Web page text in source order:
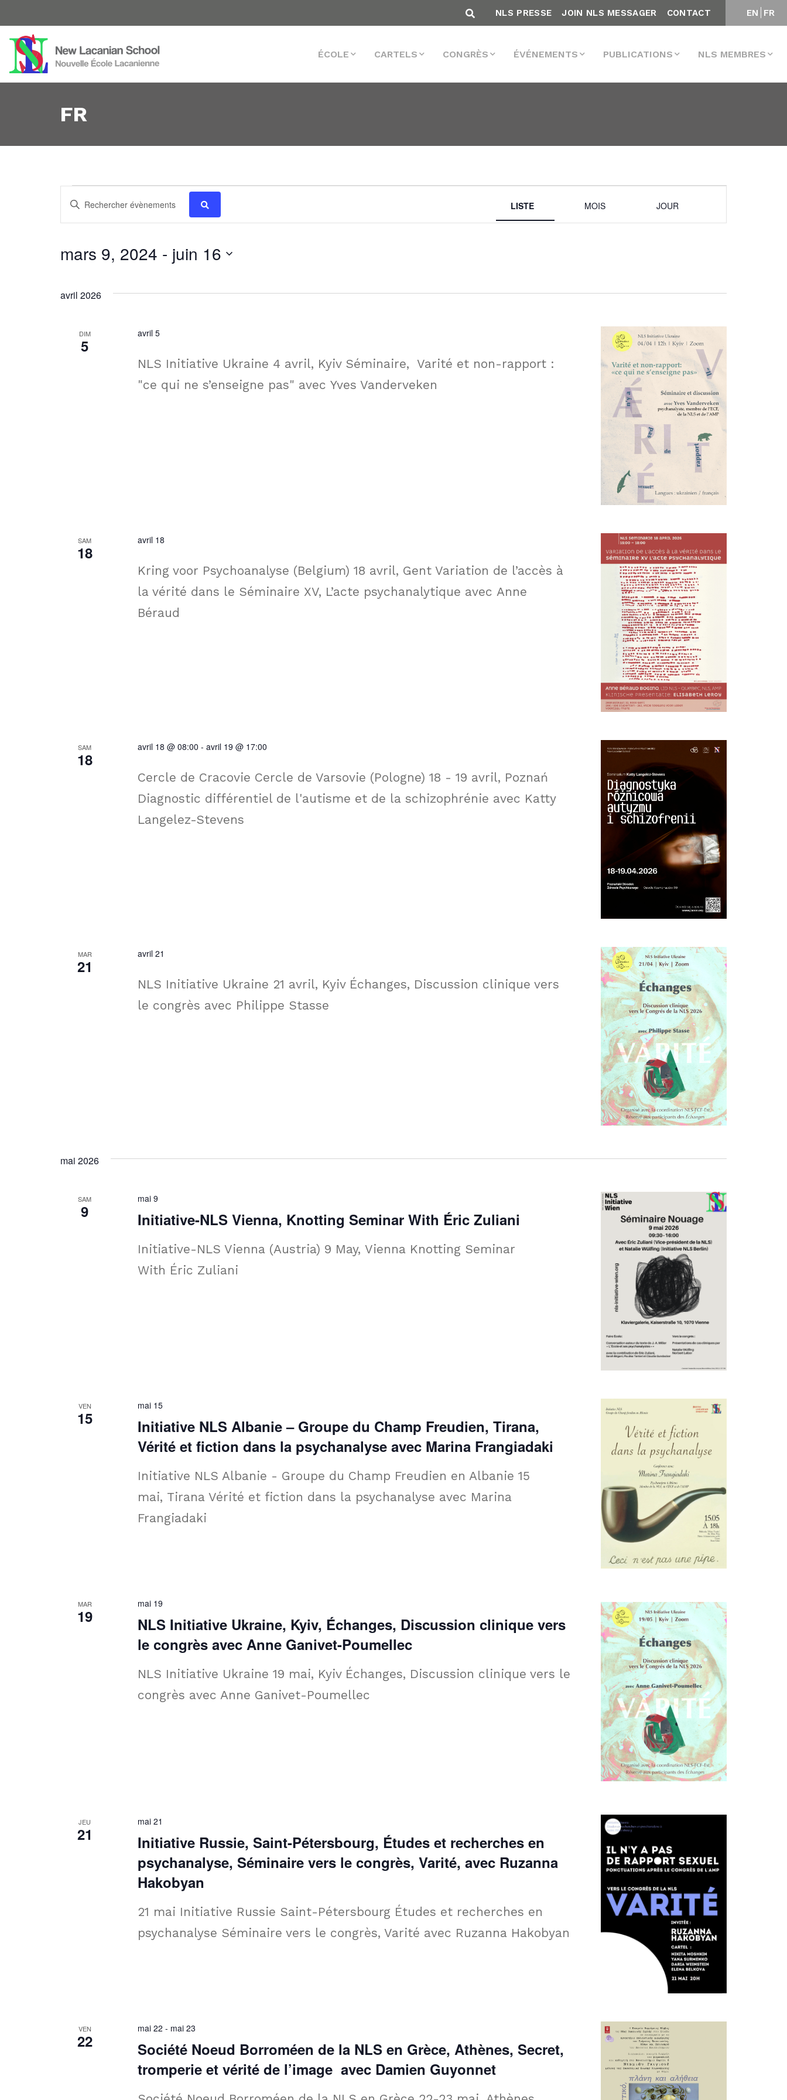
EN FR
NLS PRESSE JOIN NLS MESSAGER CONTACT
ÉCOLE CARTELS CONGRÈS ÉVÉNEMENTS PUBLICATIONS NLS MEMBRES
FR
Évènements
Recherche
et
navigation
vues
Évènements
Saisir
Évènements
clé.
LISTE MOIS JOUR
Aujourd’hui
mars 9, 2024 - juin 16
date.
avril 2026
DIM
5
avril 5
NLS Initiative Ukraine 4 avril, Kyiv Séminaire, Varité et non-rapport :
"ce qui ne s’enseigne pas" avec Yves Vanderveken ­
SAM
18
avril 18
Kring voor Psychoanalyse (Belgium) 18 avril, Gent Variation de l’accès à
la vérité dans le Séminaire XV, L’acte psychanalytique avec Anne
Béraud
SAM
18
avril 18 @ 08:00 - avril 19 @ 17:00
Cercle de Cracovie Cercle de Varsovie (Pologne) 18 - 19 avril, Poznań
Diagnostic différentiel de l'autisme et de la schizophrénie avec Katty
Langelez-Stevens
MAR
21
avril 21
NLS Initiative Ukraine 21 avril, Kyiv Échanges, Discussion clinique vers
le congrès avec Philippe Stasse
mai 2026
SAM
9 Initiative-NLS Vienna, Knotting Seminar With Éric Zuliani
mai 9
Initiative-NLS Vienna (Austria) 9 May, Vienna Knotting Seminar
With Éric Zuliani
VEN
15
Initiative NLS Albanie – Groupe du Champ Freudien, Tirana,
Vérité et fiction dans la psychanalyse avec Marina Frangiadaki
mai 15
Initiative NLS Albanie - Groupe du Champ Freudien en Albanie 15
mai, Tirana Vérité et fiction dans la psychanalyse avec Marina
Frangiadaki
MAR
19
NLS Initiative Ukraine, Kyiv, Échanges, Discussion clinique vers
le congrès avec Anne Ganivet-Poumellec
mai 19
NLS Initiative Ukraine 19 mai, Kyiv Échanges, Discussion clinique vers le
congrès avec Anne Ganivet-Poumellec ­
JEU
21
Initiative Russie, Saint-Pétersbourg, Études et recherches en
psychanalyse, Séminaire vers le congrès, Varité, avec Ruzanna
Hakobyan
mai 21
21 mai Initiative Russie Saint-Pétersbourg Études et recherches en
psychanalyse Séminaire vers le congrès, Varité avec Ruzanna Hakobyan
VEN
22
Société Noeud Borroméen de la NLS en Grèce, Athènes, Secret,
tromperie et vérité de l’image avec Damien Guyonnet
mai 22 - mai 23